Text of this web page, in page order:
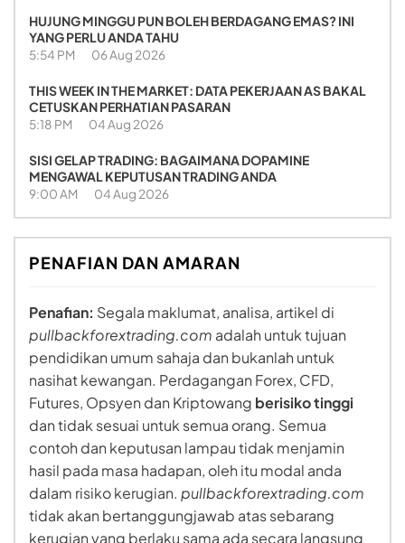
HUJUNG MINGGU PUN BOLEH BERDAGANG EMAS? INI
YANG PERLU ANDA TAHU
5:54 PM 06 Aug 2026
THIS WEEK IN THE MARKET: DATA PEKERJAAN AS BAKAL
CETUSKAN PERHATIAN PASARAN
5:18 PM 04 Aug 2026
SISI GELAP TRADING: BAGAIMANA DOPAMINE
MENGAWAL KEPUTUSAN TRADING ANDA
9:00 AM 04 Aug 2026
PENAFIAN DAN AMARAN
Penafian: Segala maklumat, analisa, artikel di
pullbackforextrading.com adalah untuk tujuan
pendidikan umum sahaja dan bukanlah untuk
nasihat kewangan. Perdagangan Forex, CFD,
Futures, Opsyen dan Kriptowang berisiko tinggi
dan tidak sesuai untuk semua orang. Semua
contoh dan keputusan lampau tidak menjamin
hasil pada masa hadapan, oleh itu modal anda
dalam risiko kerugian. pullbackforextrading.com
tidak akan bertanggungjawab atas sebarang
kerugian yang berlaku sama ada secara langsung